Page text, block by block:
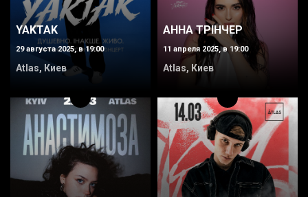
YAKTAK
29 августа 2025, в 19:00
Atlas, Киев
АННА ТРІНЧЕР
11 апреля 2025, в 19:00
Atlas, Киев